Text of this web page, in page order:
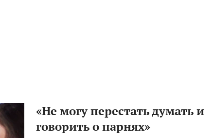
«Не могу перестать думать и
говорить о парнях»